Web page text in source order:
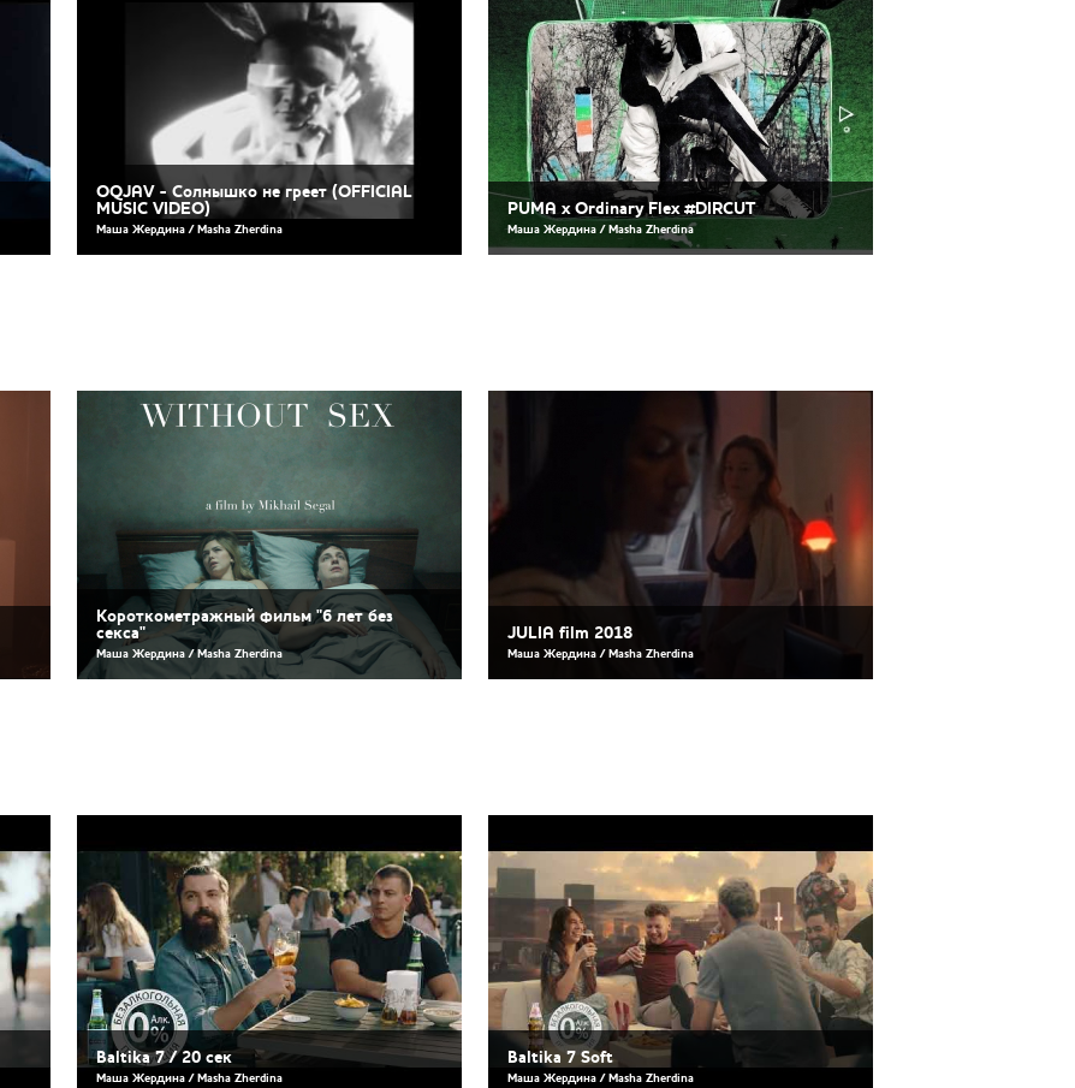
OQJAV - Солнышко не греет (OFFICIAL
MUSIC VIDEO)
Маша Жердина / Masha Zherdina
PUMA x Ordinary Flex #DIRCUT
Маша Жердина / Masha Zherdina
Короткометражный фильм "6 лет без
секса"
Маша Жердина / Masha Zherdina
JULIA film 2018
Маша Жердина / Masha Zherdina
Baltika 7 / 20 сек
Маша Жердина / Masha Zherdina
Baltika 7 Soft
Маша Жердина / Masha Zherdina